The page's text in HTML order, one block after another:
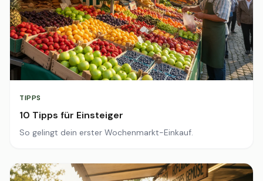
TIPPS
10 Tipps für Einsteiger
So gelingt dein erster Wochenmarkt-Einkauf.